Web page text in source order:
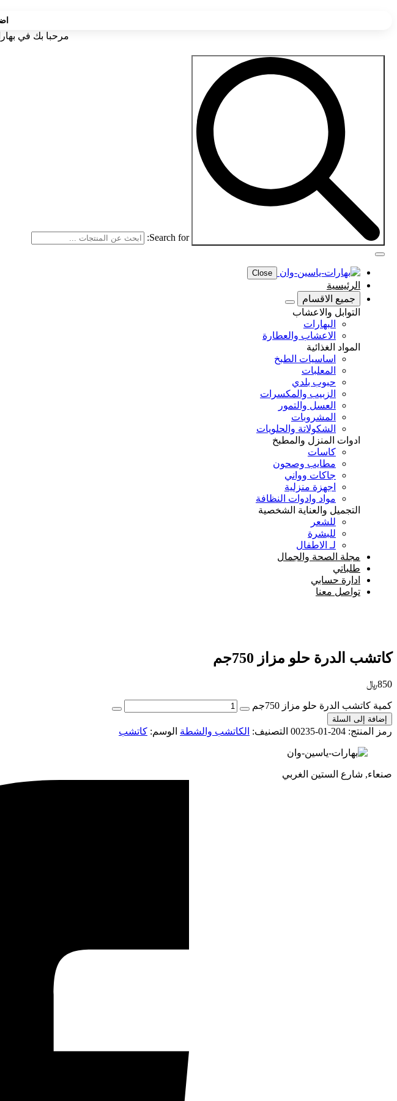
مرحبا بك في
Search for:
Close
الرئيسية
جميع الاقسام
التوابل والاعشاب
البهارات
الاعشاب والعطارة
المواد الغذائية
اساسيات الطبخ
المعلبات
حبوب بلدي
الزبيب والمكسرات
العسل والتمور
المشروبات
الشكولاتة والحلويات
ادوات المنزل والمطبخ
كاسات
مطايب وصحون
جاكات وواني
اجهزة منزلية
مواد وادوات النظافة
التجميل والعناية الشخصية
للشعر
للبشرة
لـ الاطفال
مجلة الصحة والجمال
طلباتي
ادارة حسابي
تواصل معنا
كاتشب الدرة حلو مزاز 750جم
850﷼
كمية كاتشب الدرة حلو مزاز 750جم
إضافة إلى السلة
رمز المنتج: 204-01-00235 التصنيف: الكاتشب والشطة الوسم: كاتشب
صنعاء, شارع الستين الغربي